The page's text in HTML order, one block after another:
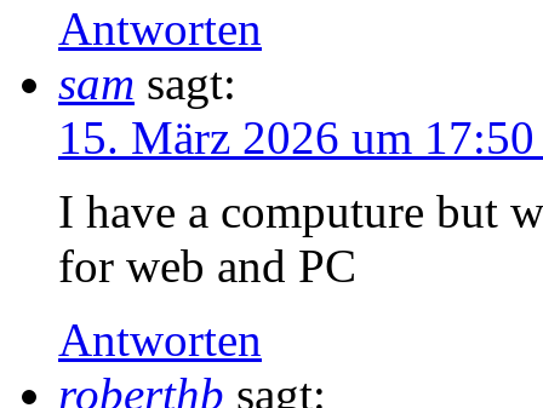
Antworten
sam sagt:
15. März 2026 um
I have a computure but
for web and PC
Antworten
roberthb sagt: